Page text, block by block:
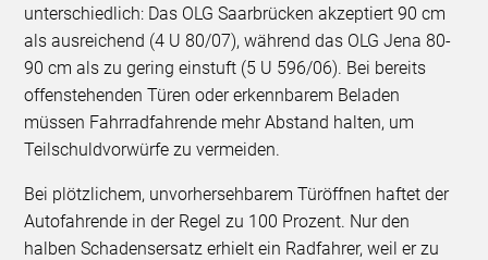
unterschiedlich: Das OLG Saarbrücken akzeptiert 90 cm
als ausreichend (4 U 80/07), während das OLG Jena 80-
90 cm als zu gering einstuft (5 U 596/06). Bei bereits
offenstehenden Türen oder erkennbarem Beladen
müssen Fahrradfahrende mehr Abstand halten, um
Teilschuldvorwürfe zu vermeiden.
Bei plötzlichem, unvorhersehbarem Türöffnen haftet der
Autofahrende in der Regel zu 100 Prozent. Nur den
halben Schadensersatz erhielt ein Radfahrer, weil er zu